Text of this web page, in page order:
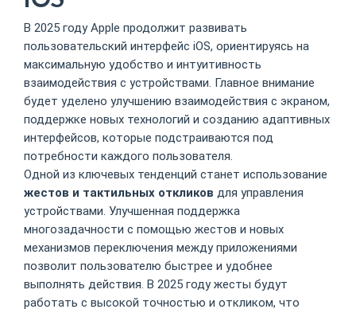
В 2025 году Apple продолжит развивать
пользовательский интерфейс iOS, ориентируясь на
максимальную удобство и интуитивность
взаимодействия с устройствами. Главное внимание
будет уделено улучшению взаимодействия с экраном,
поддержке новых технологий и созданию адаптивных
интерфейсов, которые подстраиваются под
потребности каждого пользователя.
Одной из ключевых тенденций станет использование
жестов и тактильных откликов для управления
устройствами. Улучшенная поддержка
многозадачности с помощью жестов и новых
механизмов переключения между приложениями
позволит пользователю быстрее и удобнее
выполнять действия. В 2025 году жесты будут
работать с высокой точностью и откликом, что